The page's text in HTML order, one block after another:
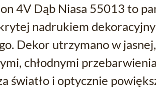
4V Dąb Niasa 55013 to
nadrukiem
Dekor utrzymano w
chłodnymi
światło i optycznie